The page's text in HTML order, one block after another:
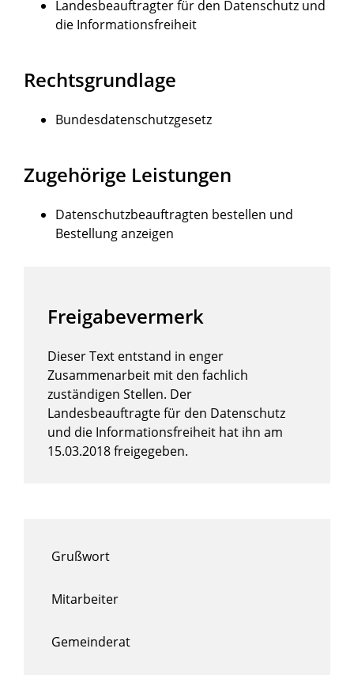
Landesbeauftragter für den Datenschutz und
die Informationsfreiheit
Rechtsgrundlage
Bundesdatenschutzgesetz
Zugehörige Leistungen
Datenschutzbeauftragten bestellen und
Bestellung anzeigen
Freigabevermerk
Dieser Text entstand in enger
Zusammenarbeit mit den fachlich
zuständigen Stellen. Der
Landesbeauftragte für den Datenschutz
und die Informationsfreiheit hat ihn am
15.03.2018 freigegeben.
Grußwort
Mitarbeiter
Gemeinderat